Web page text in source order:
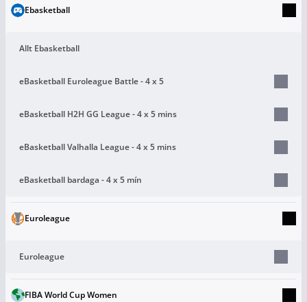
Ebasketball
Allt Ebasketball
eBasketball Euroleague Battle - 4 x 5
eBasketball H2H GG League - 4 x 5 mins
eBasketball Valhalla League - 4 x 5 mins
eBasketball bardaga - 4 x 5 mín
Euroleague
Euroleague
FIBA World Cup Women